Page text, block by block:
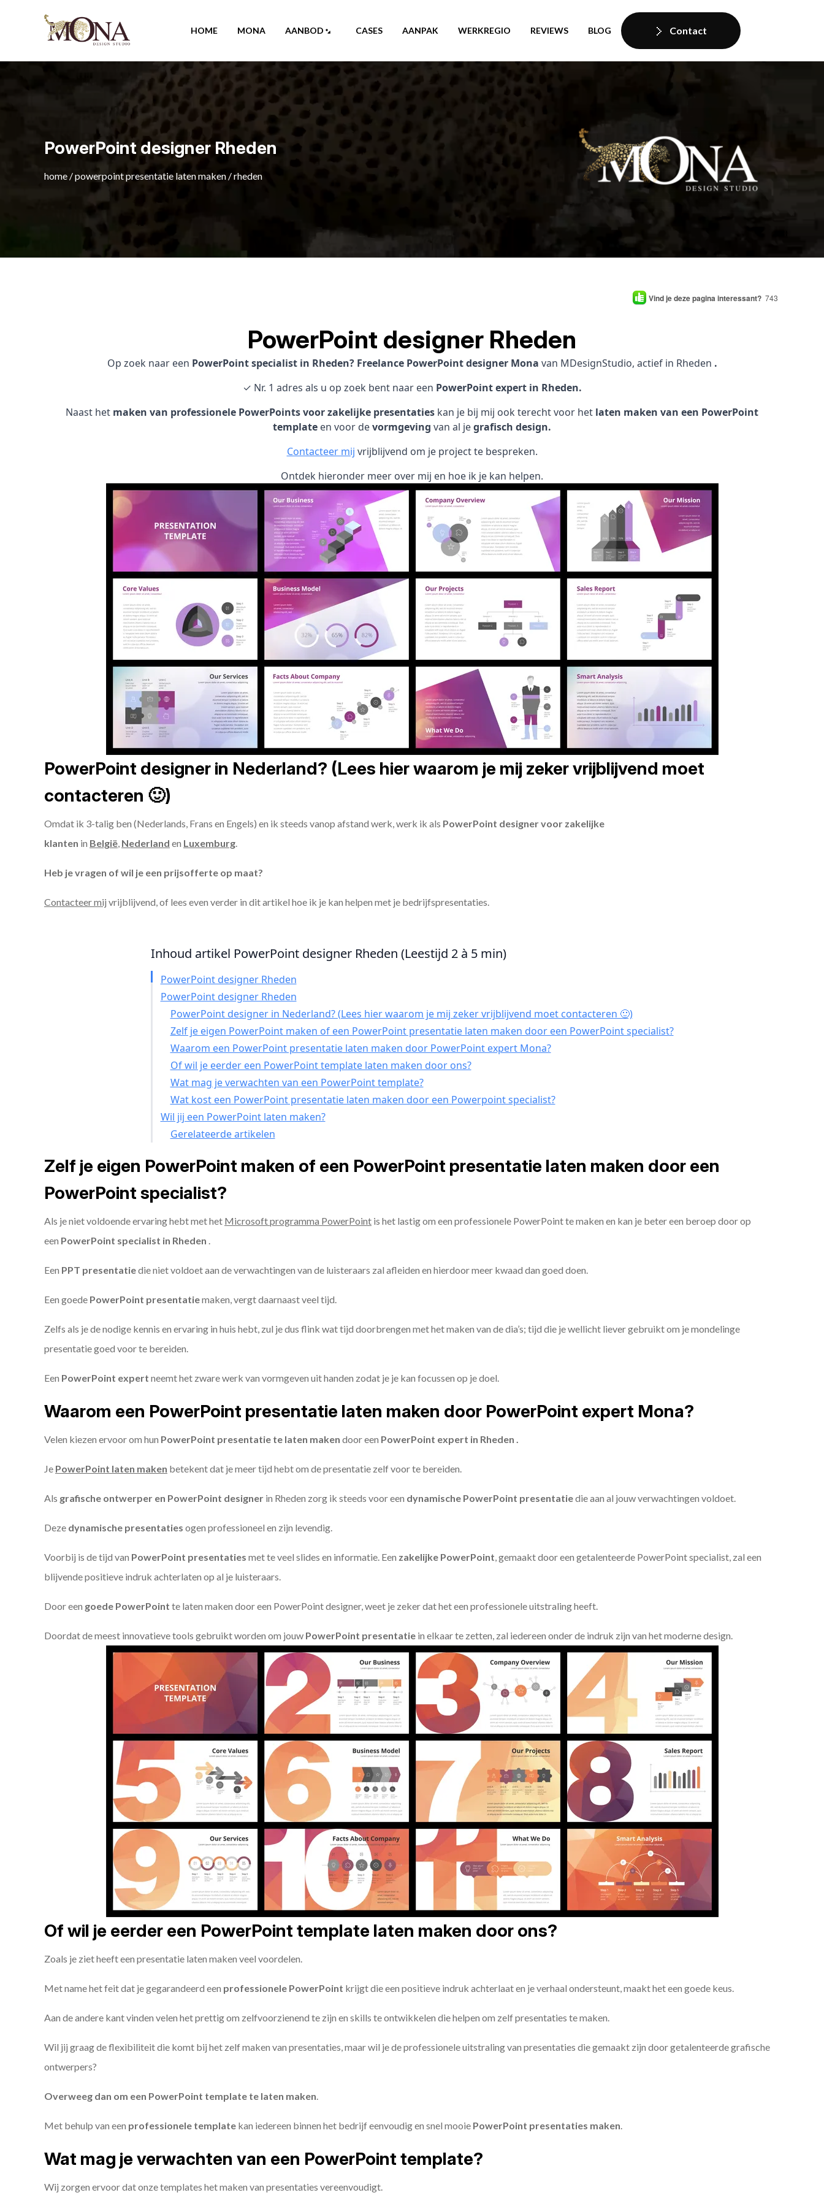
HOME MONA AANBOD CASES AANPAK WERKREGIO REVIEWS BLOG Contact
PowerPoint designer Rheden
home /powerpoint presentatie laten maken/rheden
Vind je deze pagina interessant? 743
PowerPoint designer Rheden
Op zoek naar een PowerPoint specialist in Rheden? Freelance PowerPoint designer Mona van MDesignStudio, actief in Rheden .
✓ Nr. 1 adres als u op zoek bent naar een PowerPoint expert in Rheden.
Naast het maken van professionele PowerPoints voor zakelijke presentaties kan je bij mij ook terecht voor het laten maken van een PowerPoint
template en voor devormgeving van al jegrafisch design.
Contacteer mij vrijblijvend om je project te bespreken.
Ontdek hieronder meer over mij en hoe ik je kan helpen.
PowerPoint designer in Nederland? (Lees hier waarom je mij zeker vrijblijvend moet
contacteren 🙂)
Omdat ik 3-talig ben (Nederlands, Frans en Engels) en ik steeds vanop afstand werk, werk ik als PowerPoint designer voor zakelijke
klanten in België, Nederland en Luxemburg.
Heb je vragen of wil je een prijsofferte op maat?
Contacteer mij vrijblijvend, of lees even verder in dit artikel hoe ik je kan helpen met je bedrijfspresentaties.
Inhoud artikel PowerPoint designer Rheden (Leestijd 2 à 5 min)
PowerPoint designer Rheden
PowerPoint designer Rheden
PowerPoint designer in Nederland? (Lees hier waarom je mij zeker vrijblijvend moet contacteren 🙂)
Zelf je eigen PowerPoint maken of een PowerPoint presentatie laten maken door een PowerPoint specialist?
Waarom een PowerPoint presentatie laten maken door PowerPoint expert Mona?
Of wil je eerder een PowerPoint template laten maken door ons?
Wat mag je verwachten van een PowerPoint template?
Wat kost een PowerPoint presentatie laten maken door een Powerpoint specialist?
Wil jij een PowerPoint laten maken?
Gerelateerde artikelen
Zelf je eigen PowerPoint maken of een PowerPoint presentatie laten maken door een
PowerPoint specialist?
Als je niet voldoende ervaring hebt met het Microsoft programma PowerPoint is het lastig om een professionele PowerPoint te maken en kan je beter een beroep door op
een PowerPoint specialist in Rheden .
Een PPT presentatiedie niet voldoet aan de verwachtingen van de luisteraars zal afleiden en hierdoor meer kwaad dan goed doen.
Een goede PowerPoint presentatiemaken, vergt daarnaast veel tijd.
Zelfs als je de nodige kennis en ervaring in huis hebt, zul je dus flink wat tijd doorbrengen met het maken van de dia’s; tijd die je wellicht liever gebruikt om je mondelinge
presentatie goed voor te bereiden.
Een PowerPoint expert neemt het zware werk van vormgeven uit handen zodat je je kan focussen op je doel.
Waarom een PowerPoint presentatie laten maken door PowerPoint expert Mona?
Velen kiezen ervoor om hun PowerPoint presentatie te laten maken door een PowerPoint expert in Rheden .
Je PowerPoint laten maken betekent dat je meer tijd hebt om de presentatie zelf voor te bereiden.
Als grafische ontwerper en PowerPoint designer in Rheden zorg ik steeds voor een dynamische PowerPoint presentatiedie aan al jouw verwachtingen voldoet.
Deze dynamische presentaties ogen professioneel en zijn levendig.
Voorbij is de tijd van PowerPoint presentaties met te veel slides en informatie. Een zakelijke PowerPoint, gemaakt door een getalenteerde PowerPoint specialist, zal een
blijvende positieve indruk achterlaten op al je luisteraars.
Door een goede PowerPoint te laten maken door een PowerPoint designer, weet je zeker dat het een professionele uitstraling heeft.
Doordat de meest innovatieve tools gebruikt worden om jouw PowerPoint presentatie in elkaar te zetten, zal iedereen onder de indruk zijn van het moderne design.
Of wil je eerder een PowerPoint template laten maken door ons?
Zoals je ziet heeft een presentatie laten maken veel voordelen.
Met name het feit dat je gegarandeerd een professionele PowerPoint krijgt die een positieve indruk achterlaat en je verhaal ondersteunt, maakt het een goede keus.
Aan de andere kant vinden velen het prettig om zelfvoorzienend te zijn en skills te ontwikkelen die helpen om zelf presentaties te maken.
Wil jij graag de flexibiliteit die komt bij het zelf maken van presentaties, maar wil je de professionele uitstraling van presentaties die gemaakt zijn door getalenteerde grafische
ontwerpers?
Overweeg dan om een PowerPoint template te laten maken.
Met behulp van een professionele template kan iedereen binnen het bedrijf eenvoudig en snel mooie PowerPoint presentaties maken.
Wat mag je verwachten van een PowerPoint template?
Wij zorgen ervoor dat onze templates het maken van presentaties vereenvoudigt.